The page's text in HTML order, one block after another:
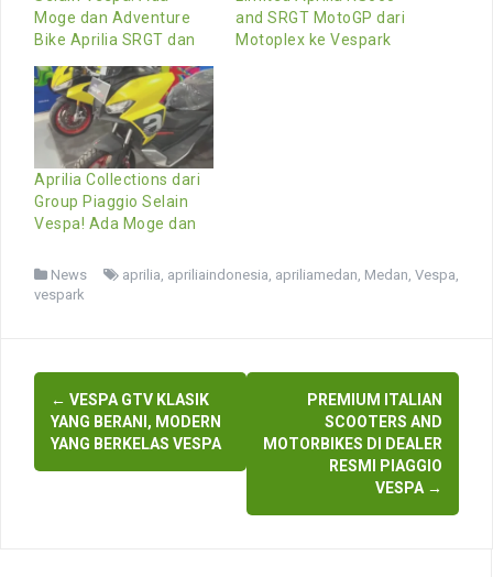
Moge dan Adventure
Bike Aprilia SRGT dan
and SRGT MotoGP dari
Motoplex ke Vespark
Aprilia Collections dari
Group Piaggio Selain
Vespa! Ada Moge dan
News aprilia apriliaindonesia apriliamedan Medan Vespa
vespark
Post
navigation
← VESPA GTV KLASIK
YANG BERANI, MODERN
YANG BERKELAS VESPA
PREMIUM ITALIAN
SCOOTERS AND
MOTORBIKES DI DEALER
RESMI PIAGGIO
VESPA →